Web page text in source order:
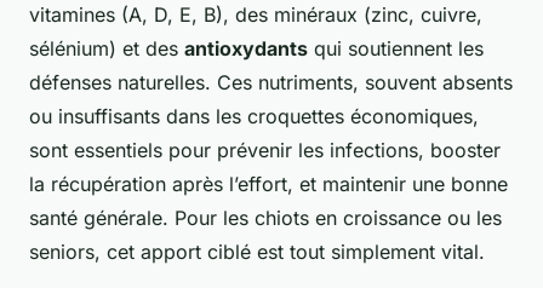
vitamines (A, D, E, B), des minéraux (zinc, cuivre,
sélénium) et des antioxydants qui soutiennent les
défenses naturelles. Ces nutriments, souvent absents
ou insuffisants dans les croquettes économiques,
sont essentiels pour prévenir les infections, booster
la récupération après l’effort, et maintenir une bonne
santé générale. Pour les chiots en croissance ou les
seniors, cet apport ciblé est tout simplement vital.